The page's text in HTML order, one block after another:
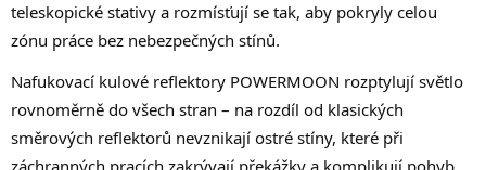
teleskopické stativy a rozmísťují se tak, aby pokryly celou
zónu práce bez nebezpečných stínů.
Nafukovací kulové reflektory POWERMOON rozptylují světlo
rovnoměrně do všech stran – na rozdíl od klasických
směrových reflektorů nevznikají ostré stíny, které při